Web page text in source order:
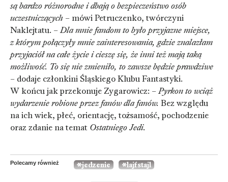
są bardzo różnorodne i dbają o bezpieczeństwo osób
uczestniczących – mówi Petruczenko, twórczyni
Naklejtatu. – Dla mnie fandom to było przyjazne miejsce,
z którym połączyły mnie zainteresowania, gdzie znalazłam
przyjaciół na całe życie i cieszę się, że inni też mają taką
możliwość. To się nie zmieniło, to zawsze będzie prawdziwe
– dodaje członkini Śląskiego Klubu Fantastyki.
W końcu jak przekonuje Zygarowicz: – Pyrkon to wciąż
wydarzenie robione przez fanów dla fanów. Bez względu
na ich wiek, płeć, orientację, tożsamość, pochodzenie
oraz zdanie na temat Ostatniego Jedi.
Polecamy również jedzenie lajfstajl